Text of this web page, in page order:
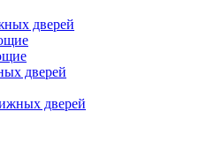
дверей
дверей
дверей